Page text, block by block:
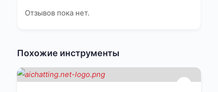
Отзывов пока нет.
Похожие инструменты